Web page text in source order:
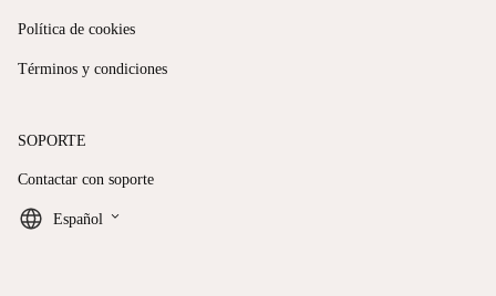
Política de cookies
Términos y condiciones
SOPORTE
Contactar con soporte
Español keyboard_arrow_down